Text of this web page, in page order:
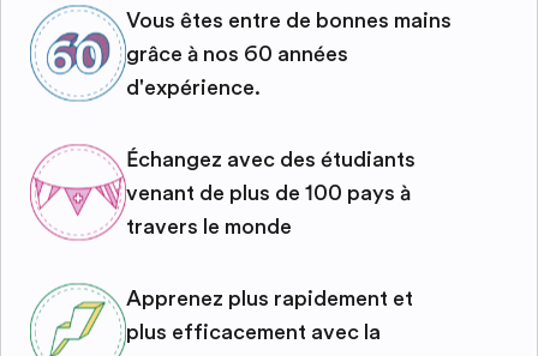
Vous êtes entre de bonnes mains
grâce à nos 60 années
d'expérience.
Échangez avec des étudiants
venant de plus de 100 pays à
travers le monde
Apprenez plus rapidement et
plus efficacement avec la